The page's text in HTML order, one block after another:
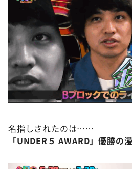
名指しされたのは……
「UNDER５ AWARD」優勝